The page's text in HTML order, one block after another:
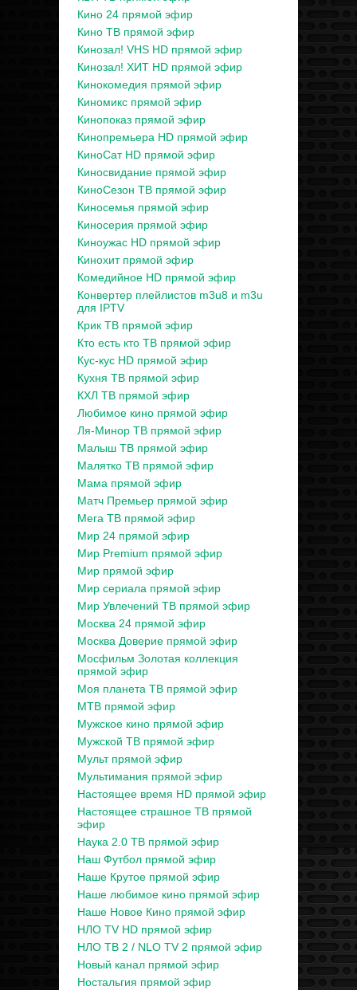
Кино 24 прямой эфир
Кино ТВ прямой эфир
Кинозал! VHS HD прямой эфир
Кинозал! ХИТ HD прямой эфир
Кинокомедия прямой эфир
Киномикс прямой эфир
Кинопоказ прямой эфир
Кинопремьера HD прямой эфир
КиноСат HD прямой эфир
Киносвидание прямой эфир
КиноСезон ТВ прямой эфир
Киносемья прямой эфир
Киносерия прямой эфир
Киноужас HD прямой эфир
Кинохит прямой эфир
Комедийное HD прямой эфир
Конвертер плейлистов m3u8 и m3u
для IPTV
Крик ТВ прямой эфир
Кто есть кто ТВ прямой эфир
Кус-кус HD прямой эфир
Кухня ТВ прямой эфир
КХЛ ТВ прямой эфир
Любимое кино прямой эфир
Ля-Минор ТВ прямой эфир
Малыш ТВ прямой эфир
Малятко ТВ прямой эфир
Мама прямой эфир
Матч Премьер прямой эфир
Мега ТВ прямой эфир
Мир 24 прямой эфир
Мир Premium прямой эфир
Мир прямой эфир
Мир сериала прямой эфир
Мир Увлечений ТВ прямой эфир
Москва 24 прямой эфир
Москва Доверие прямой эфир
Мосфильм Золотая коллекция
прямой эфир
Моя планета ТВ прямой эфир
МТВ прямой эфир
Мужское кино прямой эфир
Мужской ТВ прямой эфир
Мульт прямой эфир
Мультимания прямой эфир
Настоящее время HD прямой эфир
Настоящее страшное ТВ прямой
эфир
Наука 2.0 ТВ прямой эфир
Наш Футбол прямой эфир
Наше Крутое прямой эфир
Наше любимое кино прямой эфир
Наше Новое Кино прямой эфир
НЛО TV HD прямой эфир
НЛО ТВ 2 / NLO TV 2 прямой эфир
Новый канал прямой эфир
Ностальгия прямой эфир